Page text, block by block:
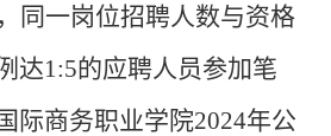
同一岗位招聘人数与资格
达1:5的应聘人员参加笔
际商务职业学院2024年公